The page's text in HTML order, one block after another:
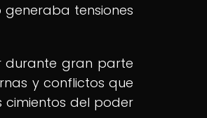
tensiones
durante gran parte
y conflictos que
cimientos del poder